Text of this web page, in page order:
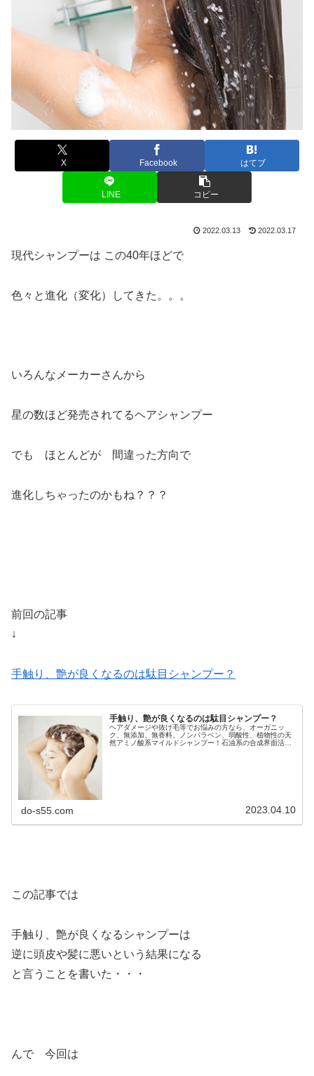
X Facebook はてブ
LINE コピー
2022.03.13 2022.03.17
現代シャンプーは この40年ほどで
色々と進化（変化）してきた。。。
いろんなメーカーさんから
星の数ほど発売されてるヘアシャンプー
でも ほとんどが 間違った方向で
進化しちゃったのかもね？？？
前回の記事
↓
手触り、艶が良くなるのは駄目シャンプー？
手触り、艶が良くなるのは駄目シャンプー？
ヘアダメージや抜け毛等でお悩みの方なら、オーガニッ
ク、無添加、無香料、ノンパラベン、弱酸性、植物性の天
然アミノ酸系マイルドシャンプー！石油系の合成界面活性
do-s55.com 2023.04.10
この記事では
手触り、艶が良くなるシャンプーは
逆に頭皮や髪に悪いという結果になる
と言うことを書いた・・・
んで 今回は